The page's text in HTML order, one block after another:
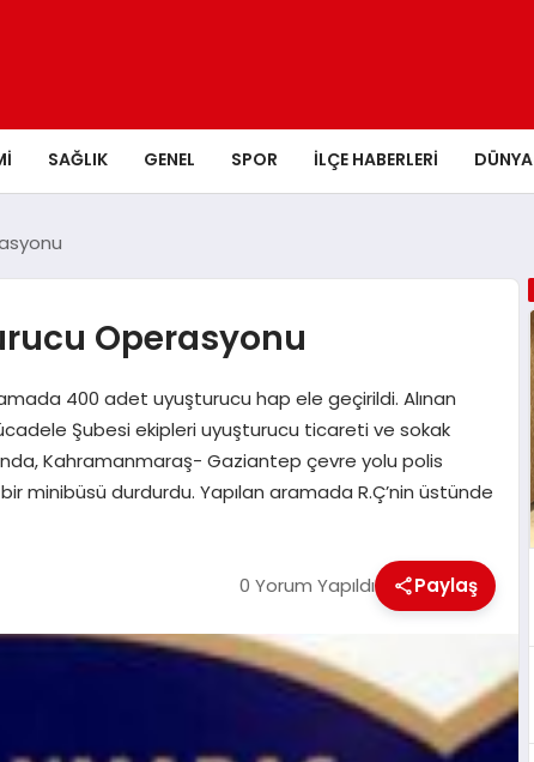
SAĞLIK GENEL SPOR İLÇE HABERLERI DÜNYA
Operasyonu
400 adet uyuşturucu hap ele geçirildi. Alınan
Şubesi ekipleri uyuşturucu ticareti ve sokak
Kahramanmaraş- Gaziantep çevre yolu polis
minibüsü durdurdu. Yapılan aramada R.Ç’nin üstünde
0 Yorum Yapıldı Paylaş